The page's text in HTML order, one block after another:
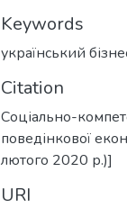
Keywords
український
Citation
Соціально-
поведінкової
лютого 2020 р.)]
URI